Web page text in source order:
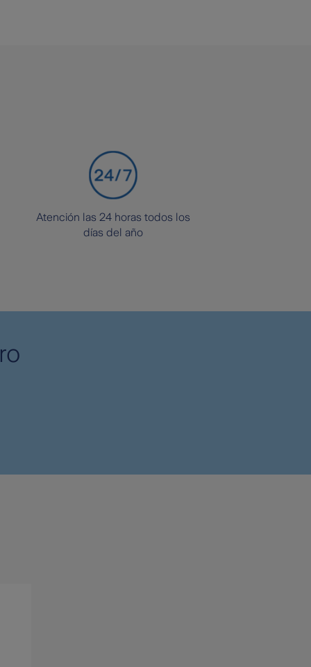
Atención las 24 horas todos los
días del año